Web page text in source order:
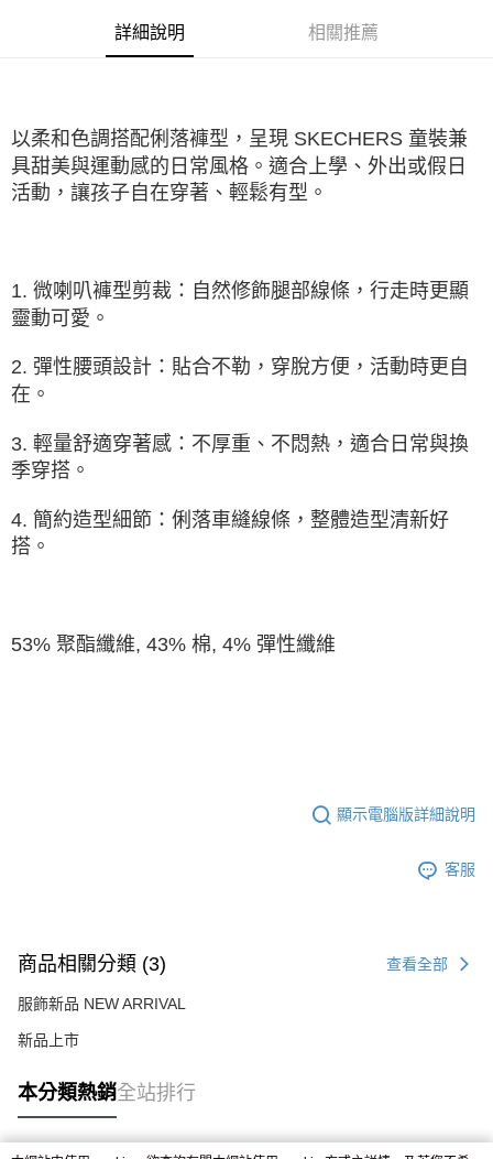
2.基於同意付款使用「大哥付你分期」之契約關係目的，商店將以您的個人
資料（包含姓名、電話或地址）提供予台灣大哥大進項蒐集、處理及利用，
由本公司與您本人進行分期帳單所需資料之確認、核對及更正。
3.完整用戶服務條款，請詳閱以下連結：https://oppay.tw/userRule
詳細說明 相關推薦
以柔和色調搭配俐落褲型，呈現 SKECHERS 童裝兼
具甜美與運動感的日常風格。適合上學、外出或假日
活動，讓孩子自在穿著、輕鬆有型。
1. 微喇叭褲型剪裁：自然修飾腿部線條，行走時更顯
靈動可愛。
2. 彈性腰頭設計：貼合不勒，穿脫方便，活動時更自
在。
3. 輕量舒適穿著感：不厚重、不悶熱，適合日常與換
季穿搭。
4. 簡約造型細節：俐落車縫線條，整體造型清新好
搭。
53% 聚酯纖維, 43% 棉, 4% 彈性纖維
顯示電腦版詳細說明
客服
商品相關分類 (3) 查看全部
服飾新品 NEW ARRIVAL
新品上市
本分類熱銷全站排行